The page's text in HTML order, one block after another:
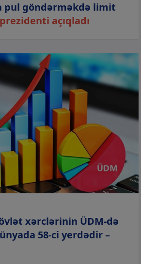
pul göndərməkdə limit
açıqladı
xərclərinin ÜDM-də
58-ci yerdədir –